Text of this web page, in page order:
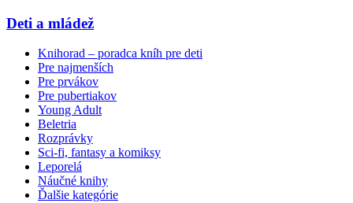
Deti a mládež
Knihorad – poradca kníh pre deti
Pre najmenších
Pre prvákov
Pre pubertiakov
Young Adult
Beletria
Rozprávky
Sci-fi, fantasy a komiksy
Leporelá
Náučné knihy
Ďalšie kategórie